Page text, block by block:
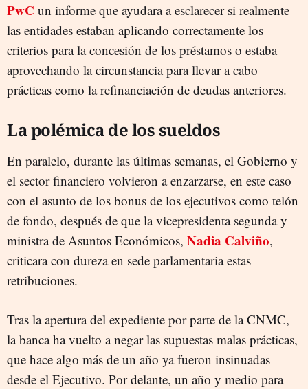
PwC un informe que ayudara a esclarecer si realmente
las entidades estaban aplicando correctamente los
criterios para la concesión de los préstamos o estaba
aprovechando la circunstancia para llevar a cabo
prácticas como la refinanciación de deudas anteriores.
La polémica de los sueldos
En paralelo, durante las últimas semanas, el Gobierno y
el sector financiero volvieron a enzarzarse, en este caso
con el asunto de los bonus de los ejecutivos como telón
de fondo, después de que la vicepresidenta segunda y
ministra de Asuntos Económicos, Nadia Calviño,
criticara con dureza en sede parlamentaria estas
retribuciones.
Tras la apertura del expediente por parte de la CNMC,
la banca ha vuelto a negar las supuestas malas prácticas,
que hace algo más de un año ya fueron insinuadas
desde el Ejecutivo. Por delante, un año y medio para